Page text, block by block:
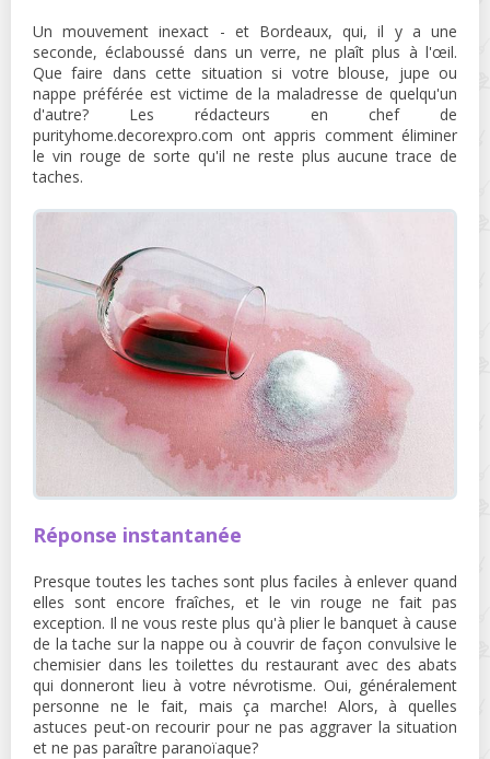
Un mouvement inexact - et Bordeaux, qui, il y a une
seconde, éclaboussé dans un verre, ne plaît plus à l'œil.
Que faire dans cette situation si votre blouse, jupe ou
nappe préférée est victime de la maladresse de quelqu'un
d'autre? Les rédacteurs en chef de
purityhome.decorexpro.com ont appris comment éliminer
le vin rouge de sorte qu'il ne reste plus aucune trace de
taches.
Réponse instantanée
Presque toutes les taches sont plus faciles à enlever quand
elles sont encore fraîches, et le vin rouge ne fait pas
exception. Il ne vous reste plus qu'à plier le banquet à cause
de la tache sur la nappe ou à couvrir de façon convulsive le
chemisier dans les toilettes du restaurant avec des abats
qui donneront lieu à votre névrotisme. Oui, généralement
personne ne le fait, mais ça marche! Alors, à quelles
astuces peut-on recourir pour ne pas aggraver la situation
et ne pas paraître paranoïaque?